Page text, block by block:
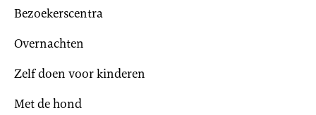
Bezoekerscentra
Overnachten
Zelf doen voor kinderen
Met de hond